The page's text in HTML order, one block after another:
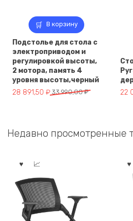
В корзину
Подстолье для стола с
электроприводом и
регулировкой высоты,
2 мотора, память 4
уровня высоты,черный
33 990,00₽
Первоначальная
990,00 ₽.
28 891,50 ₽
Текущая
22
Недавно просмотренные